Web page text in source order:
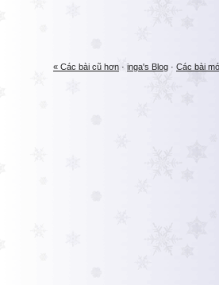
« Các bài cũ hơn · inga's Blog · Các bài